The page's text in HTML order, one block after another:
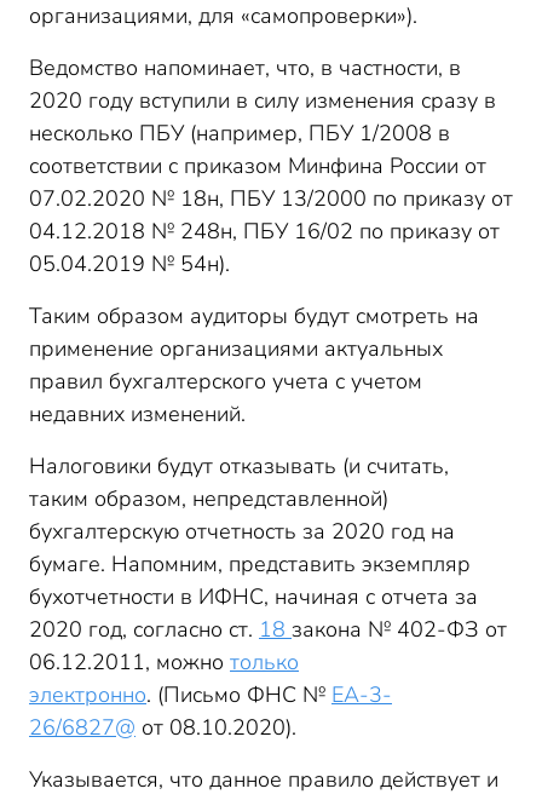
организациями, для «самопроверки»).
Ведомство напоминает, что, в частности, в
2020 году вступили в силу изменения сразу в
несколько ПБУ (например, ПБУ 1/2008 в
соответствии с приказом Минфина России от
07.02.2020 № 18н, ПБУ 13/2000 по приказу от
04.12.2018 № 248н, ПБУ 16/02 по приказу от
05.04.2019 № 54н).
Таким образом аудиторы будут смотреть на
применение организациями актуальных
правил бухгалтерского учета с учетом
недавних изменений.
Налоговики будут отказывать (и считать,
таким образом, непредставленной)
бухгалтерскую отчетность за 2020 год на
бумаге. Напомним, представить экземпляр
бухотчетности в ИФНС, начиная с отчета за
2020 год, согласно ст. 18 закона № 402-ФЗ от
06.12.2011, можно только
электронно. (Письмо ФНС № ЕА-3-
26/6827@ от 08.10.2020).
Указывается, что данное правило действует и